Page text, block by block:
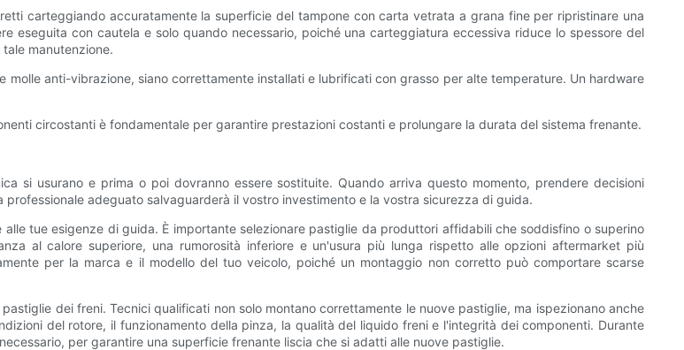
carteggiando accuratamente la superficie del tampone con carta vetrata a grana fine per ripristinare una
eseguita con cautela e solo quando necessario, poiché una carteggiatura eccessiva riduce lo spessore del
manutenzione.
anti-vibrazione, siano correttamente installati e lubrificati con grasso per alte temperature. Un hardware
circostanti è fondamentale per garantire prestazioni costanti e prolungare la durata del sistema frenante.
si usurano e prima o poi dovranno essere sostituite. Quando arriva questo momento, prendere decisioni
adeguato salvaguarderà il vostro investimento e la vostra sicurezza di guida.
tue esigenze di guida. È importante selezionare pastiglie da produttori affidabili che soddisfino o superino
al calore superiore, una rumorosità inferiore e un'usura più lunga rispetto alle opzioni aftermarket più
per la marca e il modello del tuo veicolo, poiché un montaggio non corretto può comportare scarse
dei freni. Tecnici qualificati non solo montano correttamente le nuove pastiglie, ma ispezionano anche
del rotore, il funzionamento della pinza, la qualità del liquido freni e l'integrità dei componenti. Durante
per garantire una superficie frenante liscia che si adatti alle nuove pastiglie.